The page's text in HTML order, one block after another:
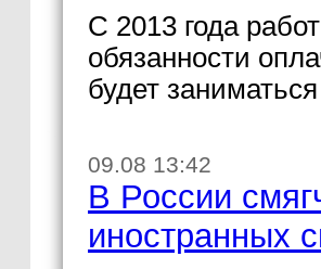
С 2013 года
обязанности
будет
09.08 13:42
В России
иностранных